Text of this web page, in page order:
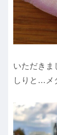
いただきま
しりと…メ